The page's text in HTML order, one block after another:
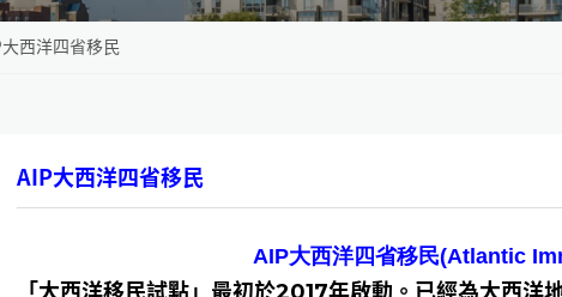
西洋四省移民
AIP大西洋四省移民
AIP大西洋四省移民(Atlantic